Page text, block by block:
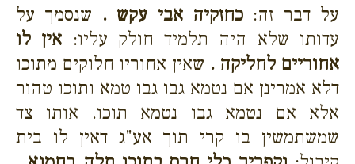
על דבר זה:כחזקיה אבי עקש . שנסמך על
עדותו שלא היה תלמיד חולק עליו: אין לו
אחוריים לחליקה . שאין אחוריו חלוקים מתוכו
דלא אמרינן אם נטמא גבו גבו טמא ותוכו טהור
אלא אם נטמא גבו נטמא תוכו. אותו צד
שמשתמשין בו קרי תוך אע"ג דאין לו בית